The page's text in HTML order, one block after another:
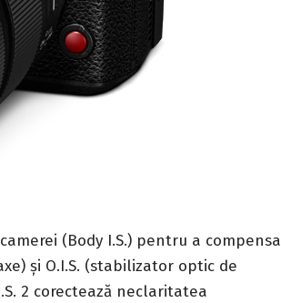
(Body I.S.) pentru a compensa
și O.I.S. (stabilizator optic de
2 corectează neclaritatea